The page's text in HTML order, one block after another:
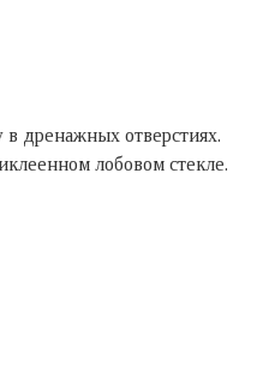
дренажных отверстиях.
лобовом стекле.